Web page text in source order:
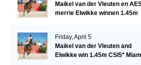
Maikel van der Vleuten en
merrie Elwikke winnen 1.45m
Friday, April 5
Maikel van der Vleuten and
Elwikke win 1.45m CSI5*